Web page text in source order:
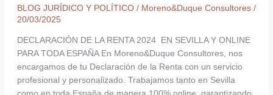
BLOG JURÍDICO Y POLÍTICO/ Moreno&Duque Consultores /
20/03/2025
DECLARACIÓN DE LA RENTA 2024 EN SEVILLA Y ONLINE
PARA TODA ESPAÑA En Moreno&Duque Consultores, nos
encargamos de tu Declaración de la Renta con un servicio
profesional y personalizado. Trabajamos tanto en Sevilla